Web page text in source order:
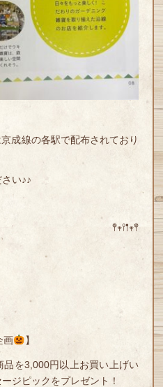
成線の各駅で配布されており
い♪♪
𖤣𖥧𖥣𖡡𖥧𖤣
画 】
を3,000円以上お買い上げい
ジピックをプレゼント！